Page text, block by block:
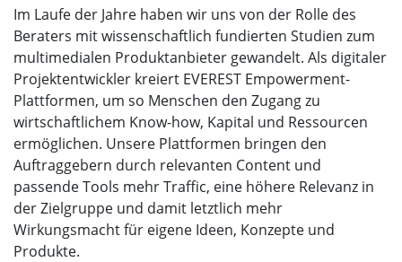
Im Laufe der Jahre haben wir uns von der Rolle des
Beraters mit wissenschaftlich fundierten Studien zum
multimedialen Produktanbieter gewandelt. Als digitaler
Projektentwickler kreiert EVEREST Empowerment-
Plattformen, um so Menschen den Zugang zu
wirtschaftlichem Know-how, Kapital und Ressourcen
ermöglichen. Unsere Plattformen bringen den
Auftraggebern durch relevanten Content und
passende Tools mehr Traffic, eine höhere Relevanz in
der Zielgruppe und damit letztlich mehr
Wirkungsmacht für eigene Ideen, Konzepte und
Produkte.